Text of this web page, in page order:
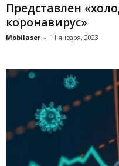
Представлен
коронавирус»
Mobilaser - 11 января, 2023